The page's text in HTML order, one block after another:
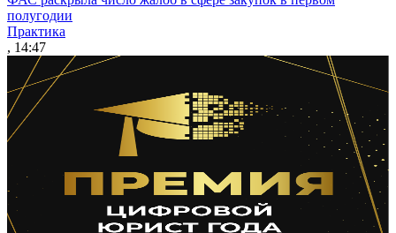
полугодии
Практика
, 14:47